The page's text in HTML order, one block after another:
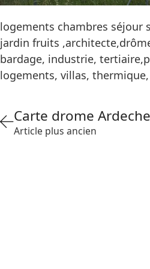
logements chambres séjour
jardin fruits
bardage, industrie,
logements, villas,
Carte drome Ardeche
Article plus ancien